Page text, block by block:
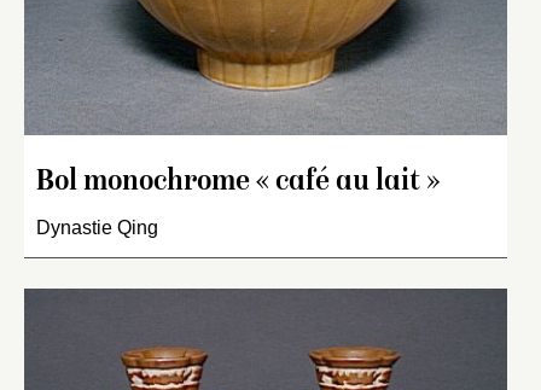
Bol monochrome « café au lait »
Dynastie Qing